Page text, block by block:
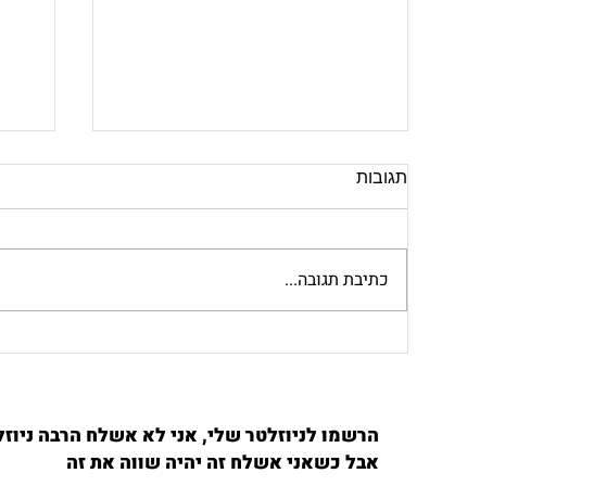
תגובות
כתיבת תגובה...
הרשמו לניוזלטר שלי, אני לא אשלח הרבה
אבל כשאני אשלח זה יהיה שווה את זה